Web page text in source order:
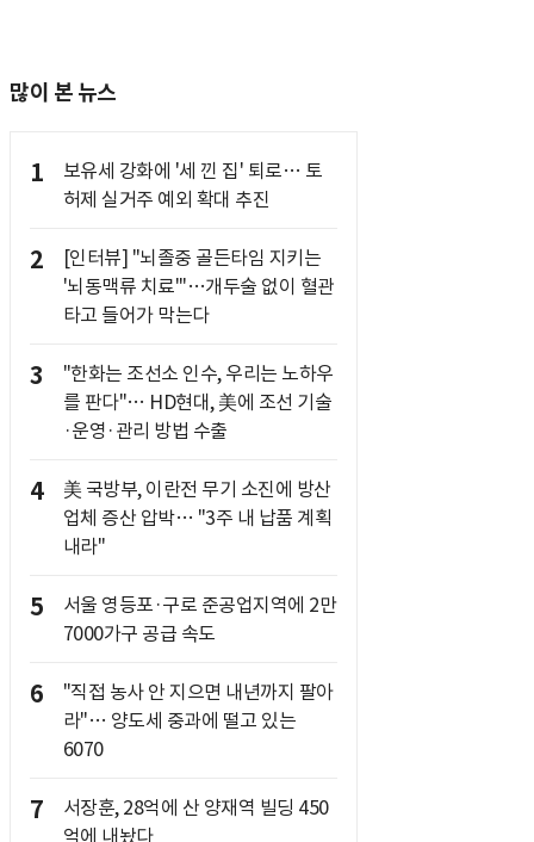
많이 본 뉴스
1
보유세 강화에 '세 낀 집' 퇴로… 토
허제 실거주 예외 확대 추진
2
[인터뷰] "뇌졸중 골든타임 지키는
'뇌동맥류 치료'"…개두술 없이 혈관
타고 들어가 막는다
3
"한화는 조선소 인수, 우리는 노하우
를 판다"… HD현대, 美에 조선 기술
·운영·관리 방법 수출
4
美 국방부, 이란전 무기 소진에 방산
업체 증산 압박… "3주 내 납품 계획
내라"
5
서울 영등포·구로 준공업지역에 2만
7000가구 공급 속도
6
"직접 농사 안 지으면 내년까지 팔아
라"… 양도세 중과에 떨고 있는
6070
7
서장훈, 28억에 산 양재역 빌딩 450
억에 내놨다